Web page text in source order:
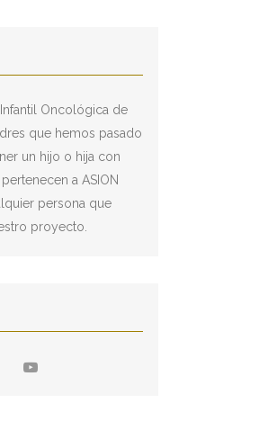
Oncológica de
que hemos pasado
un hijo o hija con
a ASION
persona que
proyecto.